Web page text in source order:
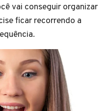
vai conseguir organizar
ficar recorrendo a